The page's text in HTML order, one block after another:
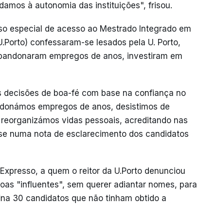
à autonomia das instituições", frisou.
especial de acesso ao Mestrado Integrado em
confessaram-se lesados pela U. Porto,
empregos de anos, investiram em
de boa-fé com base na confiança no
empregos de anos, desistimos de
vidas pessoais, acreditando nas
numa nota de esclarecimento dos candidatos
a quem o reitor da U.Porto denunciou
"influentes", sem querer adiantar nomes, para
30 candidatos que não tinham obtido a